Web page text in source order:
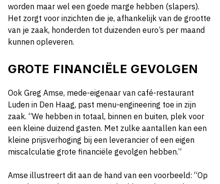
worden maar wel een goede marge hebben (slapers).
Het zorgt voor inzichten die je, afhankelijk van de grootte
van je zaak, honderden tot duizenden euro’s per maand
kunnen opleveren.
GROTE FINANCIËLE GEVOLGEN
Ook Greg Amse, mede-eigenaar van café-restaurant
Luden in Den Haag, past menu-engineering toe in zijn
zaak. “We hebben in totaal, binnen en buiten, plek voor
een kleine duizend gasten. Met zulke aantallen kan een
kleine prijsverhoging bij een leverancier of een eigen
miscalculatie grote financiële gevolgen hebben.”
Amse illustreert dit aan de hand van een voorbeeld: “Op